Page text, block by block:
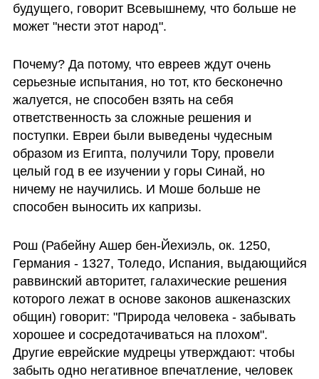
будущего, говорит Всевышнему, что больше не
может "нести этот народ".
Почему? Да потому, что евреев ждут очень
серьезные испытания, но тот, кто бесконечно
жалуется, не способен взять на себя
ответственность за сложные решения и
поступки. Евреи были выведены чудесным
образом из Египта, получили Тору, провели
целый год в ее изучении у горы Синай, но
ничему не научились. И Моше больше не
способен выносить их капризы.
Рош (Рабейну Ашер бен-Йехиэль, ок. 1250,
Германия - 1327, Толедо, Испания, выдающийся
раввинский авторитет, галахические решения
которого лежат в основе законов ашкеназских
общин) говорит: "Природа человека - забывать
хорошее и сосредотачиваться на плохом".
Другие еврейские мудрецы утверждают: чтобы
забыть одно негативное впечатление, человек